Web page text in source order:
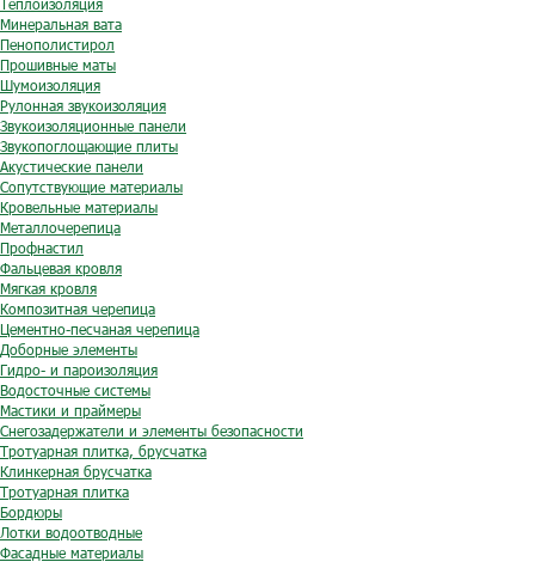
Теплоизоляция
Минеральная вата
Пенополистирол
Прошивные маты
Шумоизоляция
Рулонная звукоизоляция
Звукоизоляционные панели
Звукопоглощающие плиты
Акустические панели
Сопутствующие материалы
Кровельные материалы
Металлочерепица
Профнастил
Фальцевая кровля
Мягкая кровля
Композитная черепица
Цементно-песчаная черепица
Доборные элементы
Гидро- и пароизоляция
Водосточные системы
Мастики и праймеры
Снегозадержатели и элементы безопасности
Тротуарная плитка, брусчатка
Клинкерная брусчатка
Тротуарная плитка
Бордюры
Лотки водоотводные
Фасадные материалы